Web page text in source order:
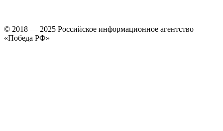
© 2018 — 2025 Российское информационное агентство
«Победа РФ»